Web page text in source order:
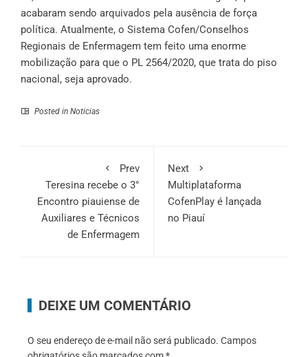
acabaram sendo arquivados pela ausência de força
política. Atualmente, o Sistema Cofen/Conselhos
Regionais de Enfermagem tem feito uma enorme
mobilização para que o PL 2564/2020, que trata do piso
nacional, seja aprovado.
Posted in Noticias
Prev
Teresina recebe o 3°
Encontro piauiense de
Auxiliares e Técnicos
de Enfermagem
Next
Multiplataforma
CofenPlay é lançada
no Piauí
DEIXE UM COMENTÁRIO
O seu endereço de e-mail não será publicado. Campos